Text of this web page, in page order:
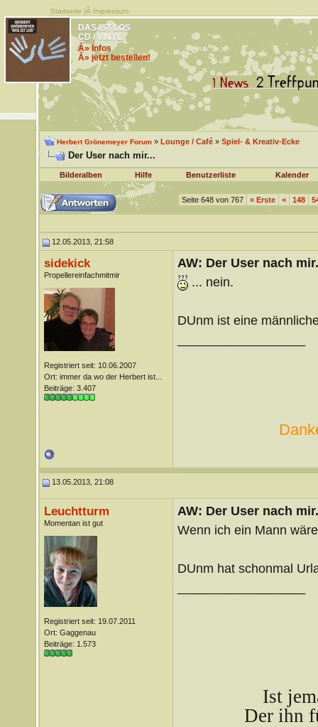
Startseite |Â Impressum
DAS IST LOS
CD / VINYL
Â» Infos
Â» jetzt bestellen!
Herbert Grönemeyer Forum» Lounge / Café» Spiel- & Kreativ-Ecke
Der User nach mir...
Bilderalben Hilfe Benutzerliste Kalender
Seite 648 von 767 «Erste < 148
12.05.2013, 21:58
sidekick
Propellereinfachmitmir
Registriert seit: 10.06.2007
Ort: immer da wo der Herbert ist...
Beiträge: 3.407
AW: Der User nach
... nein.
DUnm ist eine
13.05.2013, 21:08
Leuchtturm
Momentan ist gut
Registriert seit: 19.07.2011
Ort: Gaggenau
Beiträge: 1.573
AW: Der User nach
Wenn ich ein Mann
DUnm hat schonmal
Ist
Der ihn